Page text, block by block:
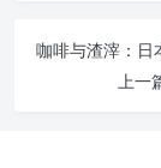
上一